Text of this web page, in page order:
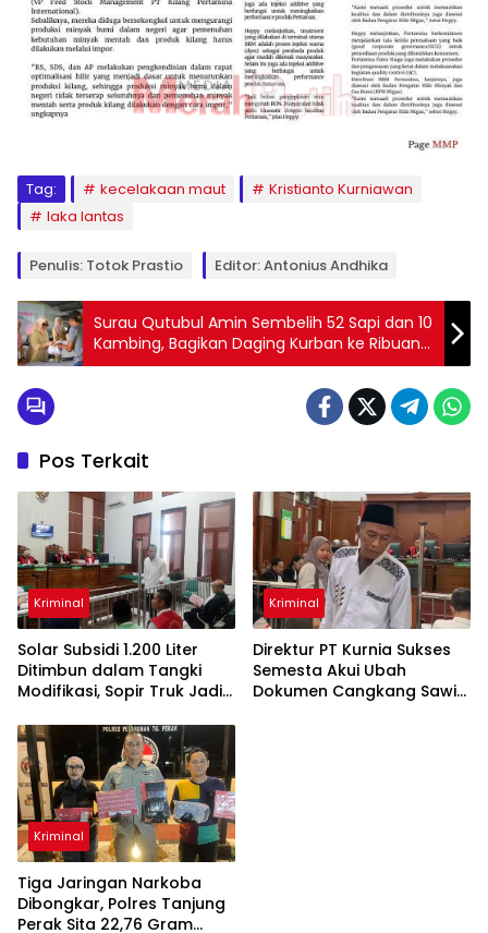
Tag: kecelakaan maut
Kristianto Kurniawan
laka lantas
Penulis: Totok Prastio Editor: Antonius Andhika
Surau Qutubul Amin Sembelih 52 Sapi dan 10
Kambing, Bagikan Daging Kurban ke Ribuan
Warga
Pos Terkait
Kriminal
Solar Subsidi 1.200 Liter
Ditimbun dalam Tangki
Modifikasi, Sopir Truk Jadi
Kriminal
Direktur PT Kurnia Sukses
Semesta Akui Ubah
Dokumen Cangkang Sawit
Kriminal
Tiga Jaringan Narkoba
Dibongkar, Polres Tanjung
Perak Sita 22,76 Gram